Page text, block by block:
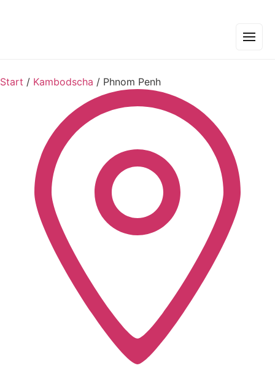
Start / Kambodscha / Phnom Penh